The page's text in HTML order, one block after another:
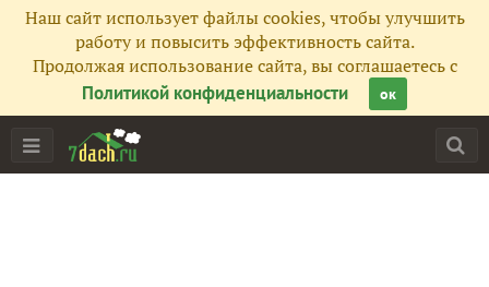
Наш сайт использует файлы cookies, чтобы улучшить
работу и повысить эффективность сайта.
Продолжая использование сайта, вы соглашаетесь с
Политикой конфиденциальности
ок